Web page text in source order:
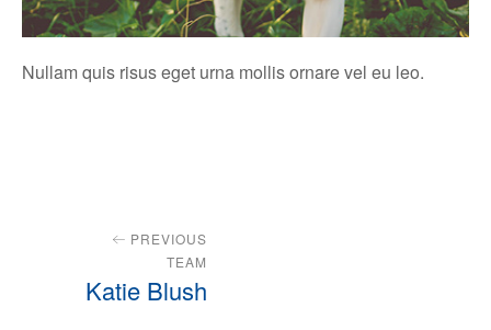
Nullam quis risus eget urna mollis ornare vel eu leo.
PREVIOUS
TEAM
Katie Blush